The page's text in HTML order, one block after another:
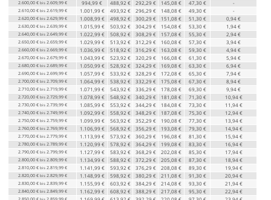
2.600,00 € bis 2.609,99 € 994,99 € 488,92 € 292,29 € 145,08 € 47,30 € -
2.610,00 € bis 2.619,99 € 1.001,99 € 493,92 € 296,29 € 148,08 € 49,30 € -
2.620,00 € bis 2.629,99 € 1.008,99 € 498,92 € 300,29 € 151,08 € 51,30 € 0,94 €
2.630,00 € bis 2.639,99 € 1.015,99 € 503,92 € 304,29 € 154,08 € 53,30 € 1,94 €
2.640,00 € bis 2.649,99 € 1.022,99 € 508,92 € 308,29 € 157,08 € 55,30 € 2,94 €
2.650,00 € bis 2.659,99 € 1.029,99 € 513,92 € 312,29 € 160,08 € 57,30 € 3,94 €
2.660,00 € bis 2.669,99 € 1.036,99 € 518,92 € 316,29 € 163,08 € 59,30 € 4,94 €
2.670,00 € bis 2.679,99 € 1.043,99 € 523,92 € 320,29 € 166,08 € 61,30 € 5,94 €
2.680,00 € bis 2.689,99 € 1.050,99 € 528,92 € 324,29 € 169,08 € 63,30 € 6,94 €
2.690,00 € bis 2.699,99 € 1.057,99 € 533,92 € 328,29 € 172,08 € 65,30 € 7,94 €
2.700,00 € bis 2.709,99 € 1.064,99 € 538,92 € 332,29 € 175,08 € 67,30 € 8,94 €
2.710,00 € bis 2.719,99 € 1.071,99 € 543,92 € 336,29 € 178,08 € 69,30 € 9,94 €
2.720,00 € bis 2.729,99 € 1.078,99 € 548,92 € 340,29 € 181,08 € 71,30 € 10,94 €
2.730,00 € bis 2.739,99 € 1.085,99 € 553,92 € 344,29 € 184,08 € 73,30 € 11,94 €
2.740,00 € bis 2.749,99 € 1.092,99 € 558,92 € 348,29 € 187,08 € 75,30 € 12,94 €
2.750,00 € bis 2.759,99 € 1.099,99 € 563,92 € 352,29 € 190,08 € 77,30 € 13,94 €
2.760,00 € bis 2.769,99 € 1.106,99 € 568,92 € 356,29 € 193,08 € 79,30 € 14,94 €
2.770,00 € bis 2.779,99 € 1.113,99 € 573,92 € 360,29 € 196,08 € 81,30 € 15,94 €
2.780,00 € bis 2.789,99 € 1.120,99 € 578,92 € 364,29 € 199,08 € 83,30 € 16,94 €
2.790,00 € bis 2.799,99 € 1.127,99 € 583,92 € 368,29 € 202,08 € 85,30 € 17,94 €
2.800,00 € bis 2.809,99 € 1.134,99 € 588,92 € 372,29 € 205,08 € 87,30 € 18,94 €
2.810,00 € bis 2.819,99 € 1.141,99 € 593,92 € 376,29 € 208,08 € 89,30 € 19,94 €
2.820,00 € bis 2.829,99 € 1.148,99 € 598,92 € 380,29 € 211,08 € 91,30 € 20,94 €
2.830,00 € bis 2.839,99 € 1.155,99 € 603,92 € 384,29 € 214,08 € 93,30 € 21,94 €
2.840,00 € bis 2.849,99 € 1.162,99 € 608,92 € 388,29 € 217,08 € 95,30 € 22,94 €
2.850,00 € 2.859,99 €